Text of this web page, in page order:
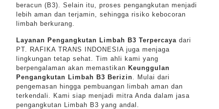
beracun (B3). Selain itu, proses pengangkutan menjadi
lebih aman dan terjamin, sehingga risiko kebocoran
limbah berkurang.
Layanan Pengangkutan Limbah B3 Terpercaya dari
PT. RAFIKA TRANS INDONESIA juga menjaga
lingkungan tetap sehat. Tim ahli kami yang
berpengalaman akan memastikan Keunggulan
Pengangkutan Limbah B3 Berizin. Mulai dari
pengemasan hingga pembuangan limbah aman dan
terkendali. Kami siap menjadi mitra Anda dalam jasa
pengangkutan Limbah B3 yang andal.